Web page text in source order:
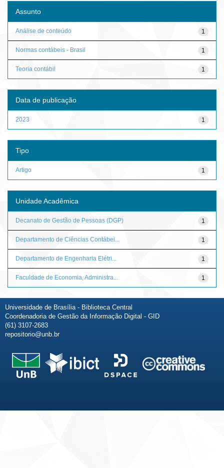
Assunto
1
Análise de conteúdo
1
Normas contábeis - Brasil
1
Teoria contábil
Data de publicação
1
2023
Tipo
1
Artigo
Unidade Acadêmica
1
Decanato de Gestão de Pessoas (DGP)
1
Departamento de Ciências Contábei...
1
Departamento de Engenharia Elétri...
1
Faculdade de Economia, Administra...
Universidade de Brasília - Biblioteca Central
Coordenadoria de Gestão da Informação Digital - GID
(61) 3107-2683
repositorio@unb.br